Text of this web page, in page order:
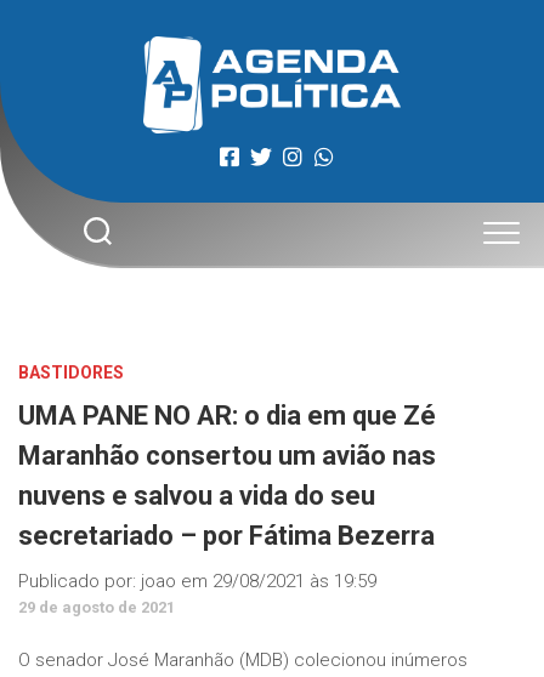
BASTIDORES
UMA PANE NO AR: o dia em que Zé
Maranhão consertou um avião nas
nuvens e salvou a vida do seu
secretariado – por Fátima Bezerra
Publicado por: joao em 29/08/2021 às 19:59
29 de agosto de 2021
O senador José Maranhão (MDB) colecionou inúmeros